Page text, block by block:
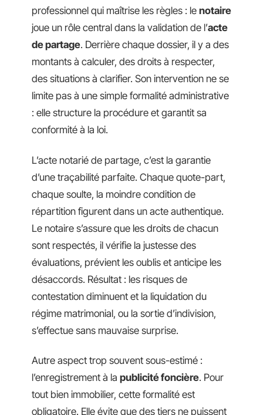
professionnel qui maîtrise les règles : le notaire
joue un rôle central dans la validation de l’acte
de partage. Derrière chaque dossier, il y a des
montants à calculer, des droits à respecter,
des situations à clarifier. Son intervention ne se
limite pas à une simple formalité administrative
: elle structure la procédure et garantit sa
conformité à la loi.
L’acte notarié de partage, c’est la garantie
d’une traçabilité parfaite. Chaque quote-part,
chaque soulte, la moindre condition de
répartition figurent dans un acte authentique.
Le notaire s’assure que les droits de chacun
sont respectés, il vérifie la justesse des
évaluations, prévient les oublis et anticipe les
désaccords. Résultat : les risques de
contestation diminuent et la liquidation du
régime matrimonial, ou la sortie d’indivision,
s’effectue sans mauvaise surprise.
Autre aspect trop souvent sous-estimé :
l’enregistrement à la publicité foncière. Pour
tout bien immobilier, cette formalité est
obligatoire. Elle évite que des tiers ne puissent